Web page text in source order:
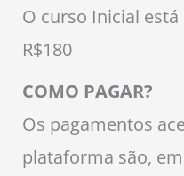
O curso Inicial está
R$180
COMO PAGAR?
Os pagamentos
plataforma são,